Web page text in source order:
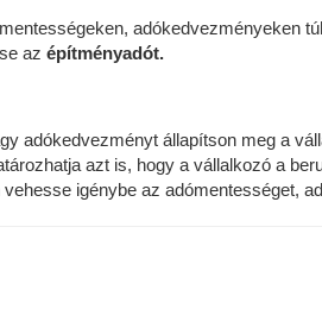
adókedvezményeken túl
se az építményadót.
adókedvezményt állapítson meg a
azt is, hogy a vállalkozó a
igénybe az adómentességet,